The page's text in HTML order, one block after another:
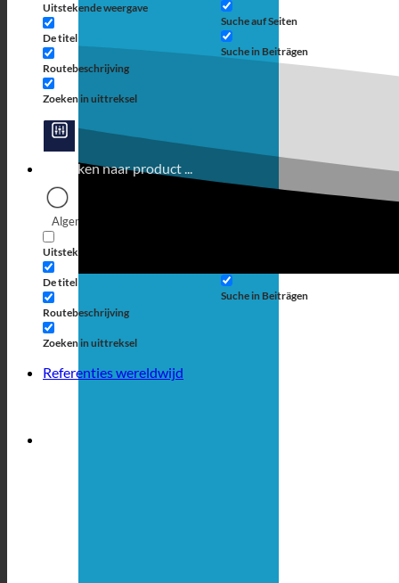
Uitstekende weergave
De titel
Routebeschrijving
Zoeken in uittreksel
Suche auf Seiten
Suche in Beiträgen
Algemene filters
Uitstekende weergave
De titel
Routebeschrijving
Zoeken in uittreksel
Suche in Beiträgen
Referenties wereldwijd